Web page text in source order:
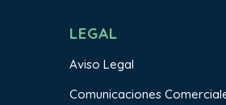
LEGAL
Aviso Legal
Comunicaciones